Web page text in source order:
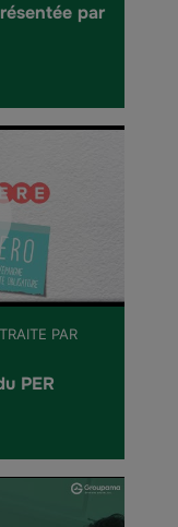
par
PAR
PER